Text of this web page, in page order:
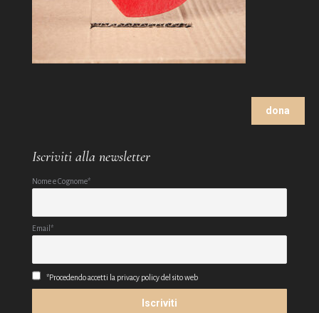
dona
Iscriviti alla newsletter
Nome e Cognome*
Email*
*Procedendo accetti la privacy policy del sito web